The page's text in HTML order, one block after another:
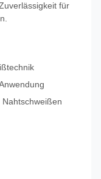
für